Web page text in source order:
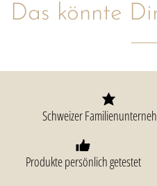
Das könnte
Schweizer
Produkte persönlich getestet